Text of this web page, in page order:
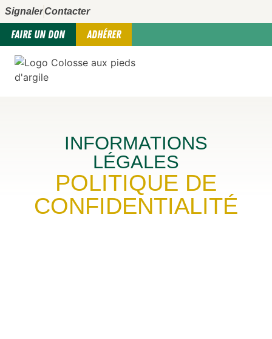
SignalerContacter
FAIRE UN DON ADHÉRER
INFORMATIONS
LÉGALES
POLITIQUE DE
CONFIDENTIALITÉ